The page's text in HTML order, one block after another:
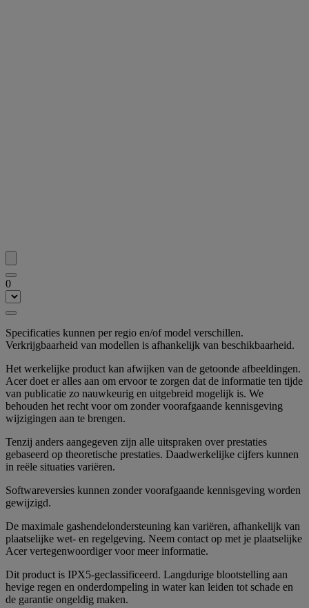
0
Specificaties kunnen per regio en/of model verschillen.
Verkrijgbaarheid van modellen is afhankelijk van beschikbaarheid.
Het werkelijke product kan afwijken van de getoonde afbeeldingen.
Acer doet er alles aan om ervoor te zorgen dat de informatie ten tijde
van publicatie zo nauwkeurig en uitgebreid mogelijk is. We
behouden het recht voor om zonder voorafgaande kennisgeving
wijzigingen aan te brengen.
Tenzij anders aangegeven zijn alle uitspraken over prestaties
gebaseerd op theoretische prestaties. Daadwerkelijke cijfers kunnen
in reële situaties variëren.
Softwareversies kunnen zonder voorafgaande kennisgeving worden
gewijzigd.
De maximale gashendelondersteuning kan variëren, afhankelijk van
plaatselijke wet- en regelgeving. Neem contact op met je plaatselijke
Acer vertegenwoordiger voor meer informatie.
Dit product is IPX5-geclassificeerd. Langdurige blootstelling aan
hevige regen en onderdompeling in water kan leiden tot schade en
de garantie ongeldig maken.